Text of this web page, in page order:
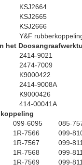
KSJ2664
KSJ2665
KSJ2666
Y&F
het
2414-9021
2474-7009
K9000422
2414-9008A
K9000426
414-00041A
099-6095
085-
1R-7566
099-
1R-7567
099-
1R-7568
099-
1R-7569
099-